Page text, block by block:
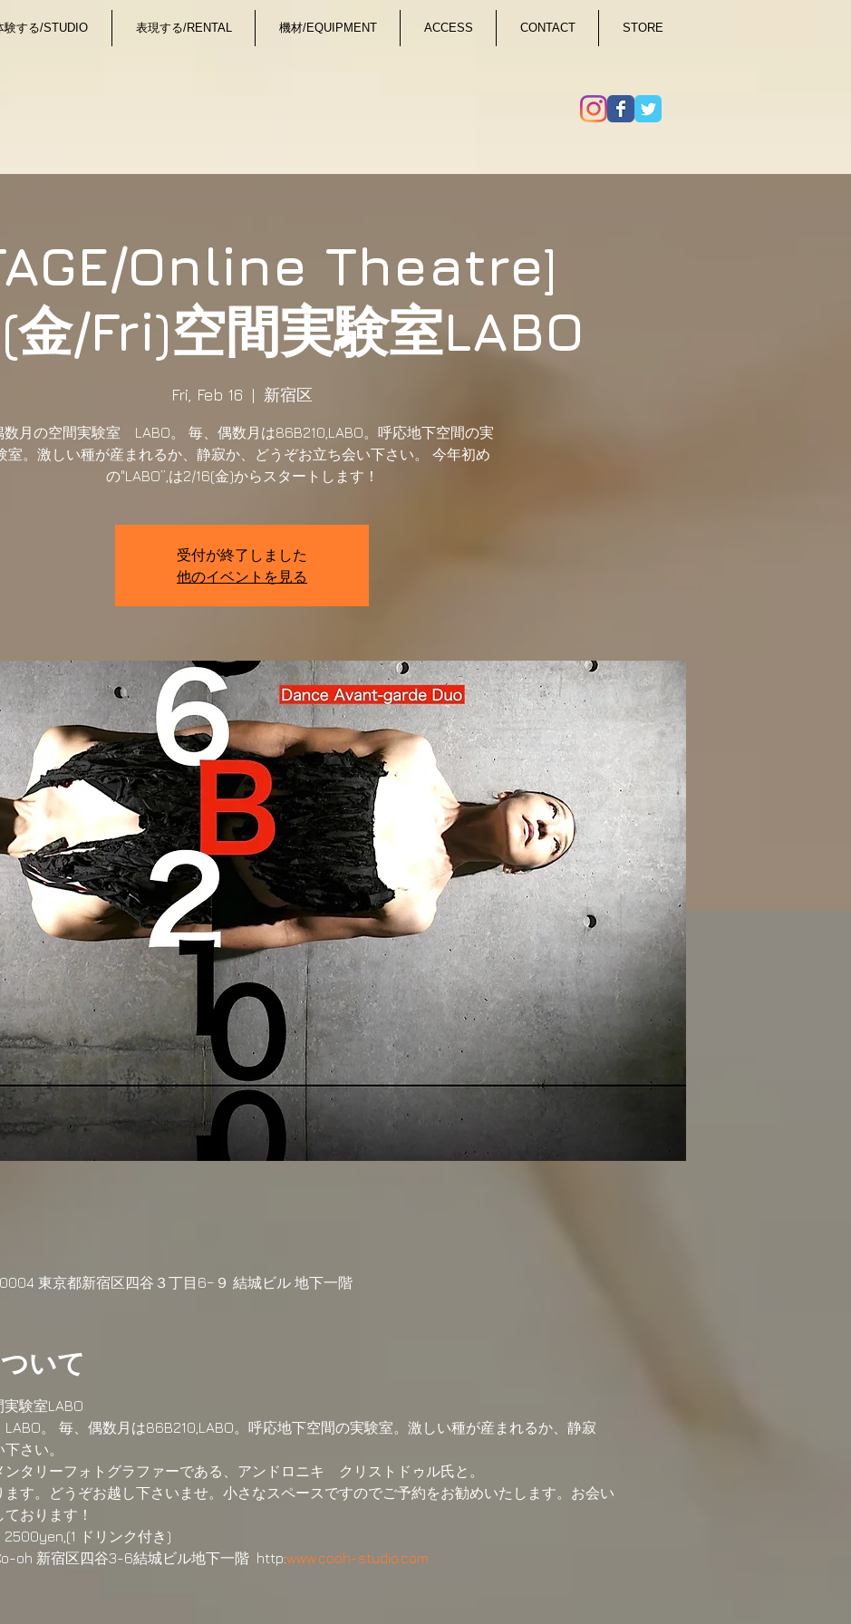
験する/STUDIO 表現する/RENTAL 機材/EQUIPMENT ACCESS CONTACT STORE
Online Theatre]
金/Fri)空間実験室LABO
Fri, Feb 16
  |
新宿区
数月の空間実験室 LABO。 毎、偶数月は86B210,LABO。呼応地下空間の実
室。激しい種が産まれるか、静寂か、どうぞお立ち会い下さい。 今年初め
受付が終了しました
他のイベントを見る
東京都新宿区四谷３丁目6−９ 結城ビル 地下一階
いて
験室LABO
。 毎、偶数月は86B210,LABO。呼応地下空間の実験室。激しい種が産まれるか、静寂
さい。
ンタリーフォトグラファーである、アンドロニキ　クリストドゥル氏と。
す。どうぞお越し下さいませ。小さなスペースですのでご予約をお勧めいたします。お会い
おります！
ドリンク付き)
oh 新宿区四谷3-6結城ビル地下一階  http:www.cooh-studio.com